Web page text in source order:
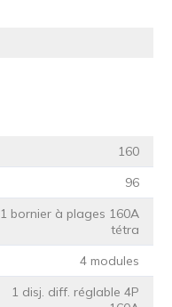
160
96
1 bornier à plages 160A
tétra
4 modules
1 disj. diff. réglable 4P